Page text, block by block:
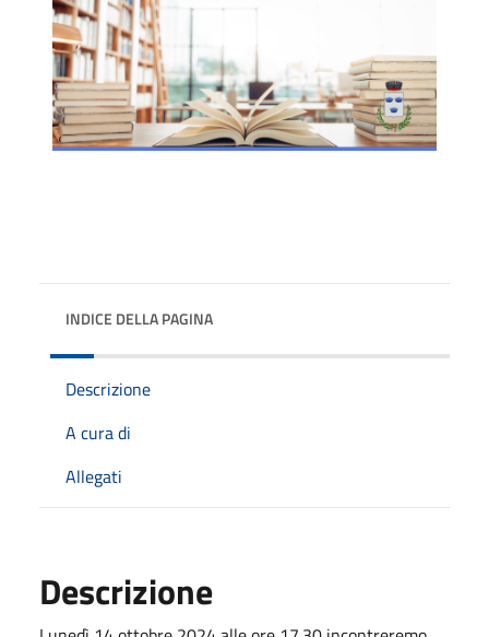
INDICE DELLA PAGINA
Descrizione
A cura di
Allegati
Descrizione